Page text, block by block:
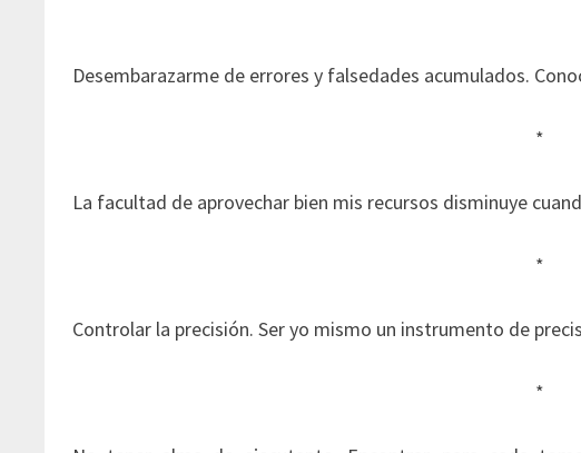
Desembarazarme de errores y falsedades acumulados.
*
La facultad de aprovechar bien mis recursos disminuye
*
Controlar la precisión. Ser yo mismo un instrumento de
*